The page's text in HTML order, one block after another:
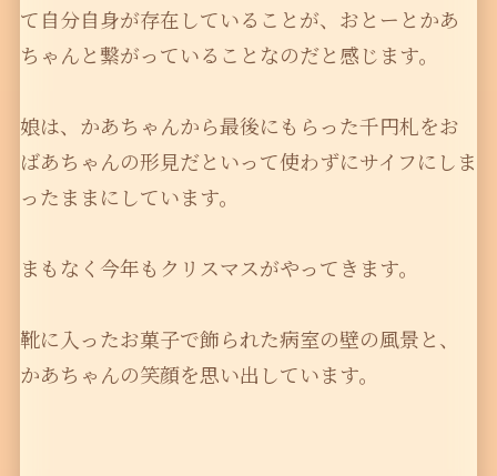
て自分自身が存在していることが、おとーとかあ
ちゃんと繋がっていることなのだと感じます。
娘は、かあちゃんから最後にもらった千円札をお
ばあちゃんの形見だといって使わずにサイフにしま
ったままにしています。
まもなく今年もクリスマスがやってきます。
靴に入ったお菓子で飾られた病室の壁の風景と、
かあちゃんの笑顔を思い出しています。